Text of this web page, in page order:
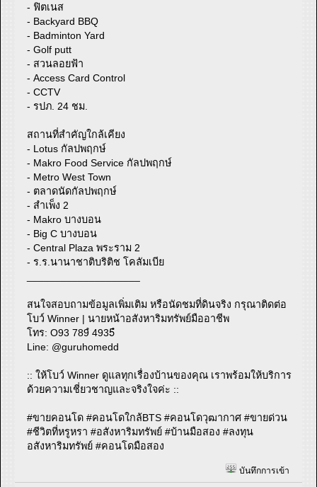
- ฟิตเนส
- Backyard BBQ
- Badminton Yard
- Golf putt
- สวนลอยฟ้า
- Access Card Control
- CCTV
- รปภ. 24 ชม.
สถานที่สำคัญใกล้เคียง
- Lotus กัลปพฤกษ์
- Makro Food Service กัลปพฤกษ์
- Metro West Town
- ตลาดนัดกัลปพฤกษ์
- สำเพ็ง 2
- Makro บางบอน
- Big C บางบอน
- Central Plaza พระราม 2
- ร.ร.นานาชาติบริติช โคลัมเบีย
สนใจสอบถามข้อมูลเพิ่มเติม หรือนัดชมที่ดินจริง กรุณาติดต่อ
โบว์ Winner | นายหน้าอสังหาริมทรัพย์มืออาชีพ
โทร: O93 789ํ 4935ํ
Line: @guruhomedd
:: ให้โบว์ Winner ดูแลทุกเรื่องบ้านของคุณ เราพร้อมให้บริการ
ด้วยความเชี่ยวชาญและจริงใจค่ะ ::
#ขายคอนโด #คอนโดใกล้BTS #คอนโดวุฒากาศ #ขายด่วน
#ชีวิตที่หรูหรา #อสังหาริมทรัพย์ #บ้านมือสอง #ลงทุน
อสังหาริมทรัพย์ #คอนโดมือสอง
บันทึกการเข้า